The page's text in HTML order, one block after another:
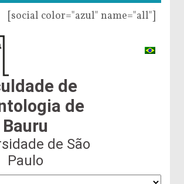
[social color="azul" name="all"]
de
de
Bauru
de São
Paulo